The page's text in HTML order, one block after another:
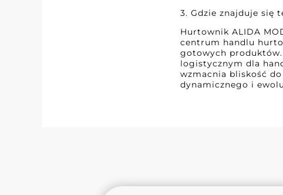
3. Gdzie znajduje się
Hurtownik ALIDA
centrum handlu
gotowych
logistycznym dla
wzmacnia bliskość
dynamicznego i